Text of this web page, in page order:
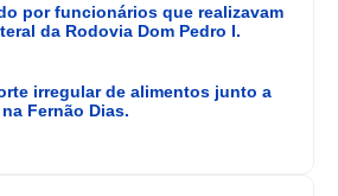
por funcionários que realizavam
da Rodovia Dom Pedro I.
irregular de alimentos junto a
Fernão Dias.